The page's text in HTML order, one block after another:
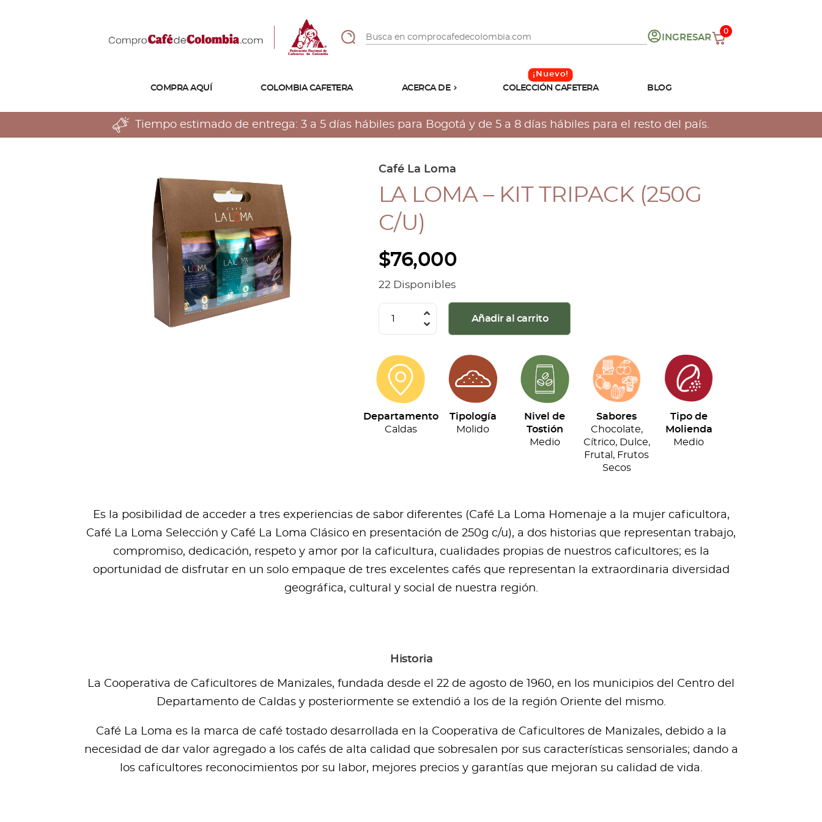
INGRESAR
0
COMPRA AQUÍ COLOMBIA CAFETERA ACERCA DE
Tostiones
Preparación
Atributos
COLECCIÓN CAFETERA BLOG
Tiempo estimado de entrega: 3 a 5 días hábiles para Bogotá y de 5 a 8 días hábiles para el resto del país.
Café La Loma
LA LOMA – KIT TRIPACK (250G
C/U)
$76,000
22 Disponibles
Loma
Kit
Tripack
(250g
c/u)
Añadir al carrito
Departamento
Caldas
Tipología
Molido
Nivel de
Tostión
Medio
Sabores
Chocolate,
Cítrico, Dulce,
Frutal, Frutos
Secos
Tipo de
Molienda
Medio
Es la posibilidad de acceder a tres experiencias de sabor diferentes (Café La Loma Homenaje a la mujer caficultora,
Café La Loma Selección y Café La Loma Clásico en presentación de 250g c/u), a dos historias que representan trabajo,
compromiso, dedicación, respeto y amor por la caficultura, cualidades propias de nuestros caficultores; es la
oportunidad de disfrutar en un solo empaque de tres excelentes cafés que representan la extraordinaria diversidad
geográfica, cultural y social de nuestra región.
Historia
La Cooperativa de Caficultores de Manizales, fundada desde el 22 de agosto de 1960, en los municipios del Centro del
Departamento de Caldas y posteriormente se extendió a los de la región Oriente del mismo.
Café La Loma es la marca de café tostado desarrollada en la Cooperativa de Caficultores de Manizales, debido a la
necesidad de dar valor agregado a los cafés de alta calidad que sobresalen por sus características sensoriales; dando a
los caficultores reconocimientos por su labor, mejores precios y garantías que mejoran su calidad de vida.